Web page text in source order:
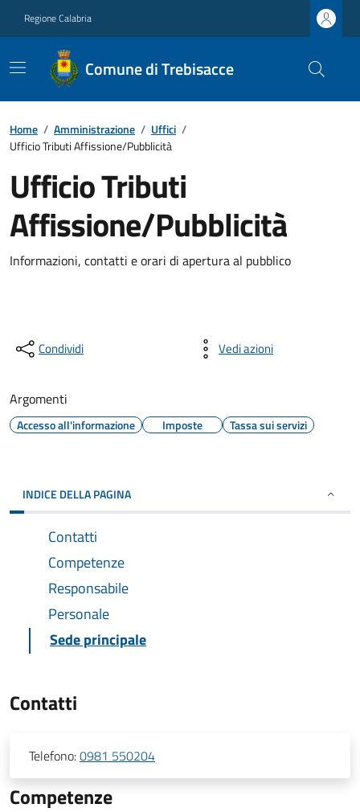
Regione Calabria
Comune di Trebisacce
Home / Amministrazione / Uffici /
Ufficio Tributi Affissione/Pubblicità
Ufficio Tributi
Affissione/Pubblicità
Informazioni, contatti e orari di apertura al pubblico
Condividi Vedi azioni
Argomenti
Accesso all'informazione Imposte Tassa sui servizi
INDICE DELLA PAGINA
Contatti
Competenze
Responsabile
Personale
Sede principale
Contatti
Telefono:0981 550204
Competenze